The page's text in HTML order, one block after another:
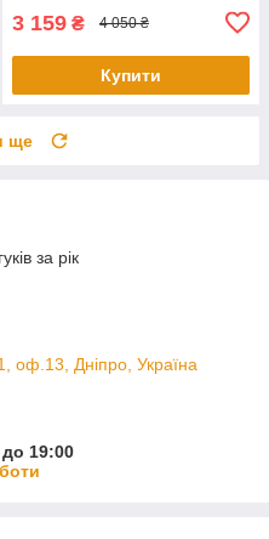
3 159 ₴ 4 050 ₴
Купити
ще
за рік
оф.13, Дніпро, Україна
19:00